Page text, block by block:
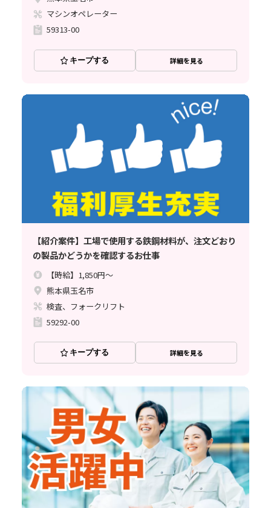
マシンオペレーター
59313-00
キープする 詳細を見る
【紹介案件】工場で使用する鉄鋼材料が、注文どおり
の製品かどうかを確認するお仕事
【時給】1,850円～
熊本県玉名市
検査、フォークリフト
59292-00
キープする 詳細を見る